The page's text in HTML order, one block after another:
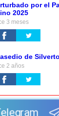
por el
2025
3 meses
de
2 años